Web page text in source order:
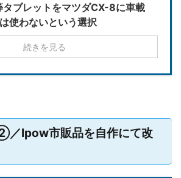
ブレットをマツダCX-8に車載
使わないという選択
続きを見る
／Ipow市販品を自作にて改